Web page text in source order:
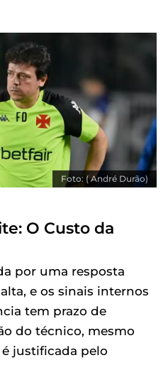
Foto: ( André Durão)
O Custo da
por uma resposta
e os sinais internos
tem prazo de
do técnico, mesmo
justificada pelo